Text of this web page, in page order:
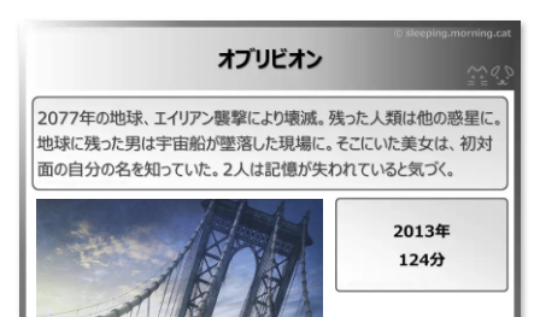
｜オブリビオン ｜2013年 ｜124分 ｜2077年の地球、エイリアン襲撃によ
り壊滅。残った人類は他の惑星に。地球に残った男は宇宙船が墜落した現
場に。そこにいた美女は、初対面の自分の名を知っていた。2人は記憶が
失われていると気づく。